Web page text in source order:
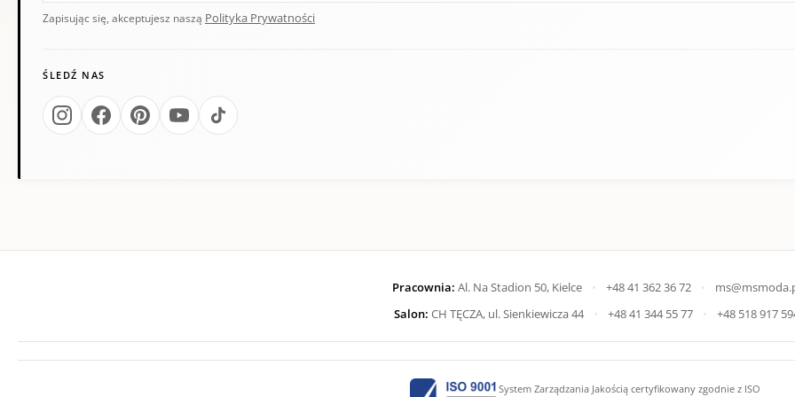
Zapisując się, akceptujesz naszą Polityka Prywatności
ŚLEDŹ NAS
Pracownia: Al. Na Stadion 50, Kielce • +48 41 362 36 72 •
Salon: CH TĘCZA, ul. Sienkiewicza 44 • +48 41 344 55 77 • +48 518 917
System Zarządzania Jakością certyfikowany zgodnie z ISO